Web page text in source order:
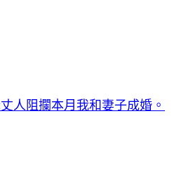
人阻攔本月我和妻子成婚。